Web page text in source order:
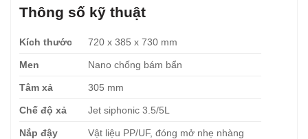
Thông số kỹ thuật
Kích thước 720 x 385 x 730 mm
Men Nano chống bám bẩn
Tâm xả 305 mm
Chế độ xả Jet siphonic 3.5/5L
Nắp đậy Vật liệu PP/UF, đóng mở nhẹ nhàng